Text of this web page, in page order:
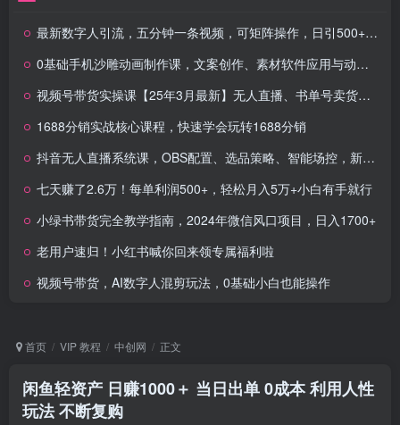
最新数字人引流，五分钟一条视频，可矩阵操作，日引500+创业粉
0基础手机沙雕动画制作课，文案创作、素材软件应用与动作制作
视频号带货实操课【25年3月最新】无人直播、书单号卖货、个人IP口播等，钉钉直播课+资料素材
1688分销实战核心课程，快速学会玩转1688分销
抖音无人直播系统课，OBS配置、选品策略、智能场控，新手轻松搭建，日收益破千
七天赚了2.6万！每单利润500+，轻松月入5万+小白有手就行
小绿书带货完全教学指南，2024年微信风口项目，日入1700+
老用户速归！小红书喊你回来领专属福利啦
视频号带货，AI数字人混剪玩法，0基础小白也能操作
首页 VIP 教程 中创网 正文
闲鱼轻资产 日赚1000＋ 当日出单 0成本 利用人性
玩法 不断复购